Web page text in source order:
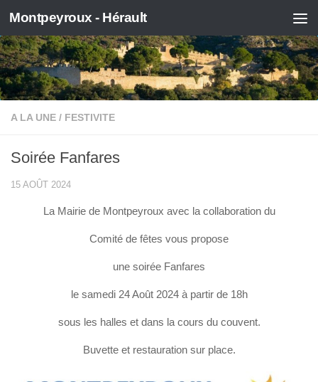
Skip to content
Montpeyroux - Hérault
A LA UNE / FESTIVITE
Soirée Fanfares
15 AOÛT 2024
La Mairie de Montpeyroux avec la collaboration du
Comité de fêtes vous propose
une soirée Fanfares
le samedi 24 Août 2024 à partir de 18h
sous les halles et dans la cours du couvent.
Buvette et restauration sur place.